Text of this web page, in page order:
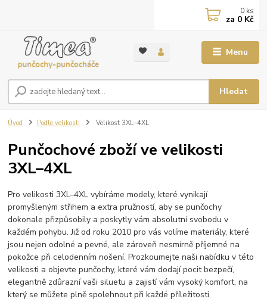
Menu
Hledat
0 ks
za 0 Kč
Úvod Podle velikosti Velikost 3XL–4XL
Punčochové zboží ve velikosti
3XL–4XL
Pro velikosti 3XL–4XL vybíráme modely, které vynikají
promyšleným střihem a extra pružností, aby se punčochy
dokonale přizpůsobily a poskytly vám absolutní svobodu v
každém pohybu. Již od roku 2010 pro vás volíme materiály, které
jsou nejen odolné a pevné, ale zároveň nesmírně příjemné na
pokožce při celodenním nošení. Prozkoumejte naši nabídku v této
velikosti a objevte punčochy, které vám dodají pocit bezpečí,
elegantně zdůrazní vaši siluetu a zajistí vám vysoký komfort, na
který se můžete plně spolehnout při každé příležitosti.